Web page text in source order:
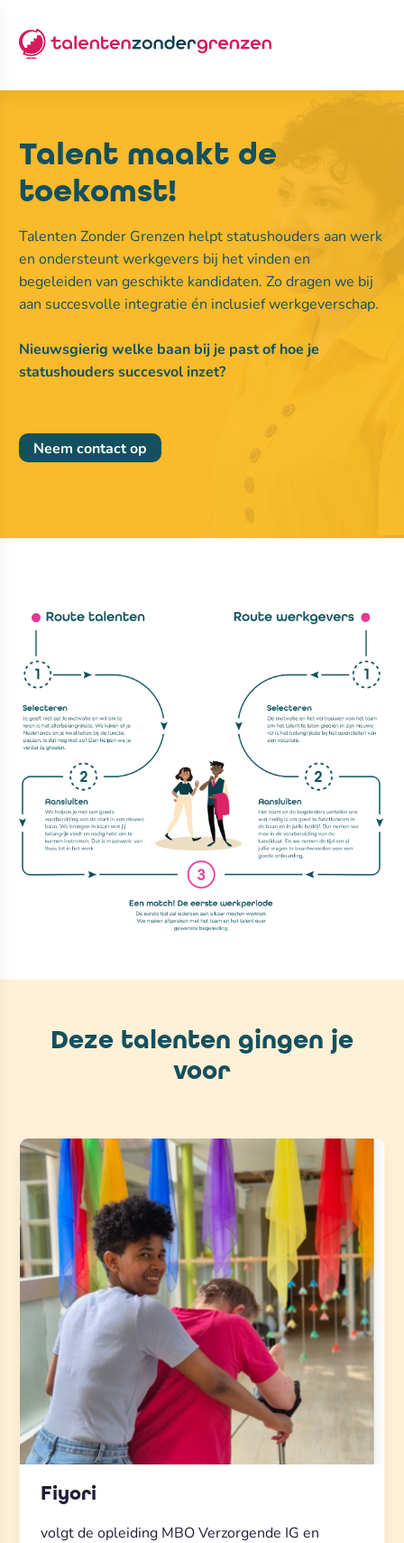
Talent maakt de
toekomst!
Talenten Zonder Grenzen helpt statushouders aan werk
en ondersteunt werkgevers bij het vinden en
begeleiden van geschikte kandidaten. Zo dragen we bij
aan succesvolle integratie én inclusief werkgeverschap.
Nieuwsgierig welke baan bij je past of hoe je
statushouders succesvol inzet?
Neem contact op
Deze talenten gingen je
voor
Fiyori
volgt de opleiding MBO Verzorgende IG en